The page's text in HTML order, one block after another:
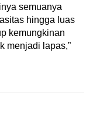
semuanya
hingga luas
kemungkinan
menjadi lapas,”